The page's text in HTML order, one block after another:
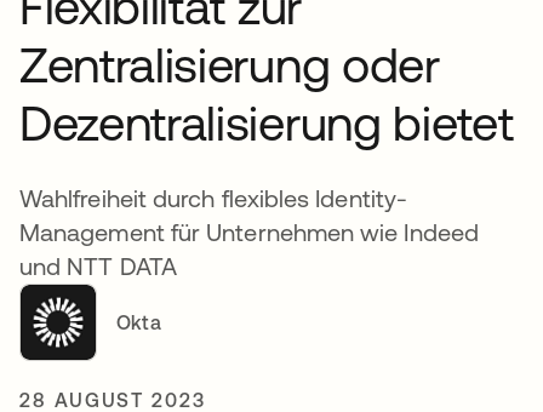
Zentralisierung oder
Dezentralisierung bietet
Wahlfreiheit durch flexibles Identity-
Management für Unternehmen wie Indeed
und NTT DATA
Okta
28 AUGUST 2023